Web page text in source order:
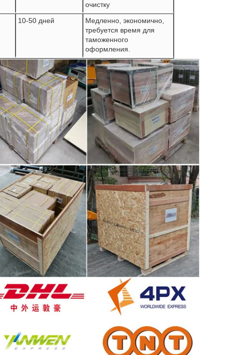
очистку
10-50 дней
Медленно, экономично,
требуется время для
таможенного
оформления.